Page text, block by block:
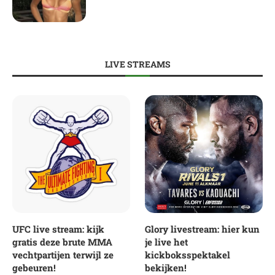
LIVE STREAMS
UFC live stream: kijk
gratis deze brute MMA
vechtpartijen terwijl ze
gebeuren!
Glory livestream: hier kun
je live het
kickboksspektakel
bekijken!